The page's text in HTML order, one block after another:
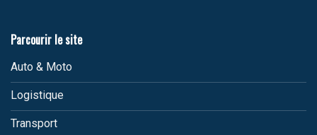
Parcourir le site
Auto & Moto
Logistique
Transport